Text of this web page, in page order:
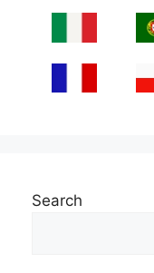
Search